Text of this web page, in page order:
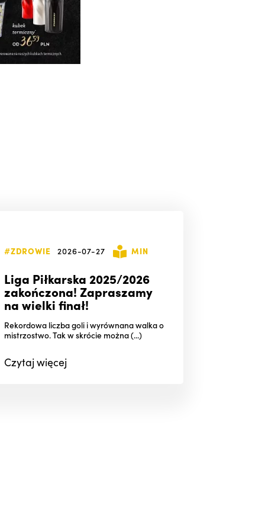
#ZDROWIE 2026-07-27 MIN
Liga Piłkarska 2025/2026
zakończona! Zapraszamy
na wielki finał!
Rekordowa liczba goli i wyrównana walka o
mistrzostwo. Tak w skrócie można (...)
Czytajwięcej